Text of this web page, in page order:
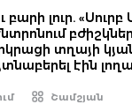
լուր.
տղայի
էին
Շամշյան